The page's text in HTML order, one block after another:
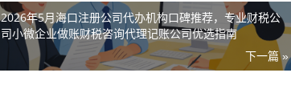
2026年5月海口注册公司代办机构口碑推荐，专业财税公
司小微企业做账财税咨询代理记账公司优选指南
下一篇 »